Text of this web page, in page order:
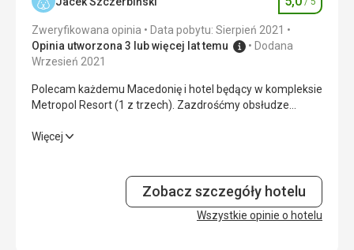
Ocena
Zweryfikowana opinia
Data pobytu: Sierpień 2021
Opinia utworzona 3 lub więcej lat temu
Dodana
Wrzesień 2021
Polecam każdemu Macedonię i hotel będący w kompleksie
Metropol Resort (1 z trzech). Zazdrośćmy obsłudze
Polecam każdemu Macedonię i hotel będący w kompleksie
5,0 / 5
Więcej
Zobacz szczegóły hotelu
Wszystkie opinie o hotelu